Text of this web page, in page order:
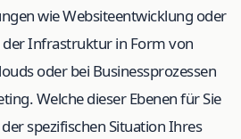
wie Websiteentwicklung oder
Infrastruktur in Form von
oder bei Businessprozessen
Welche dieser Ebenen für Sie
spezifischen Situation Ihres